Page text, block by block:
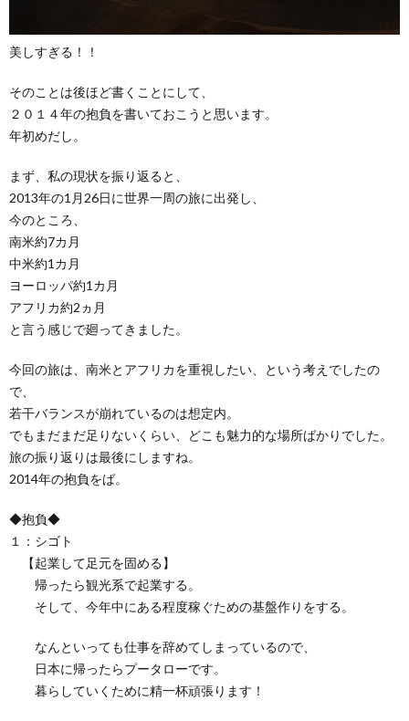
美しすぎる！！
そのことは後ほど書くことにして、
２０１４年の抱負を書いておこうと思います。
年初めだし。
まず、私の現状を振り返ると、
2013年の1月26日に世界一周の旅に出発し、
今のところ、
南米約7カ月
中米約1カ月
ヨーロッパ約1カ月
アフリカ約2ヵ月
と言う感じで廻ってきました。
今回の旅は、南米とアフリカを重視したい、という考えでしたの
で、
若干バランスが崩れているのは想定内。
でもまだまだ足りないくらい、どこも魅力的な場所ばかりでした。
旅の振り返りは最後にしますね。
2014年の抱負をば。
◆抱負◆
１：シゴト
【起業して足元を固める】
帰ったら観光系で起業する。
そして、今年中にある程度稼ぐための基盤作りをする。
なんといっても仕事を辞めてしまっているので、
日本に帰ったらプータローです。
暮らしていくために精一杯頑張ります！